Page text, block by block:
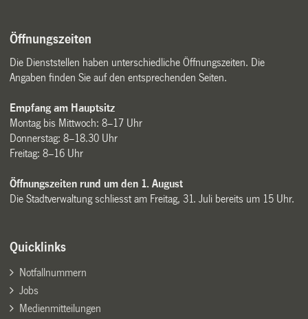
Öffnungszeiten
Die Dienststellen haben unterschiedliche Öffnungszeiten. Die
Angaben finden Sie auf den entsprechenden Seiten.
Empfang am Hauptsitz
Montag bis Mittwoch: 8–17 Uhr
Donnerstag: 8–18.30 Uhr
Freitag: 8–16 Uhr
Öffnungszeiten rund um den 1. August
Die Stadtverwaltung schliesst am Freitag, 31. Juli bereits um 15 Uhr.
Quicklinks
Notfallnummern
Jobs
Medienmitteilungen